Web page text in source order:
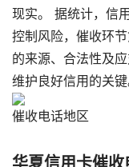
现实。 据统计，信
控制风险，催收环
的来源、合法性及
维护良好信用的关键
催收电话地区
华夏信用卡催